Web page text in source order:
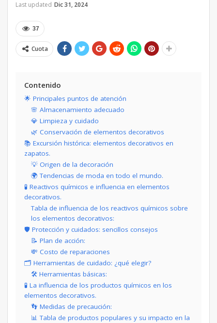
Last updated Dic 31, 2024
37
Cuota
Contenido
🌟 Principales puntos de atención
🌸 Almacenamiento adecuado
💎 Limpieza y cuidado
🌿 Conservación de elementos decorativos
📚 Excursión histórica: elementos decorativos en
zapatos.
💡 Origen de la decoración
🌍 Tendencias de moda en todo el mundo.
🧪 Reactivos químicos e influencia en elementos
decorativos.
Tabla de influencia de los reactivos químicos sobre
los elementos decorativos:
🛡️ Protección y cuidados: sencillos consejos
📝 Plan de acción:
💸 Costo de reparaciones
🗂️ Herramientas de cuidado: ¿qué elegir?
🛠️ Herramientas básicas:
🧪 La influencia de los productos químicos en los
elementos decorativos.
👣 Medidas de precaución:
📊 Tabla de productos populares y su impacto en la